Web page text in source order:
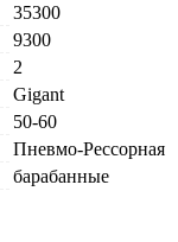
35300
9300
2
Gigant
50-60
Пневмо-Рессорная
барабанные